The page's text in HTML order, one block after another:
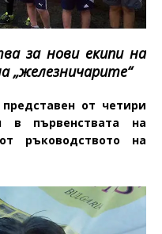
за нови екипи на
от четири
в първенствата на
ръководството на